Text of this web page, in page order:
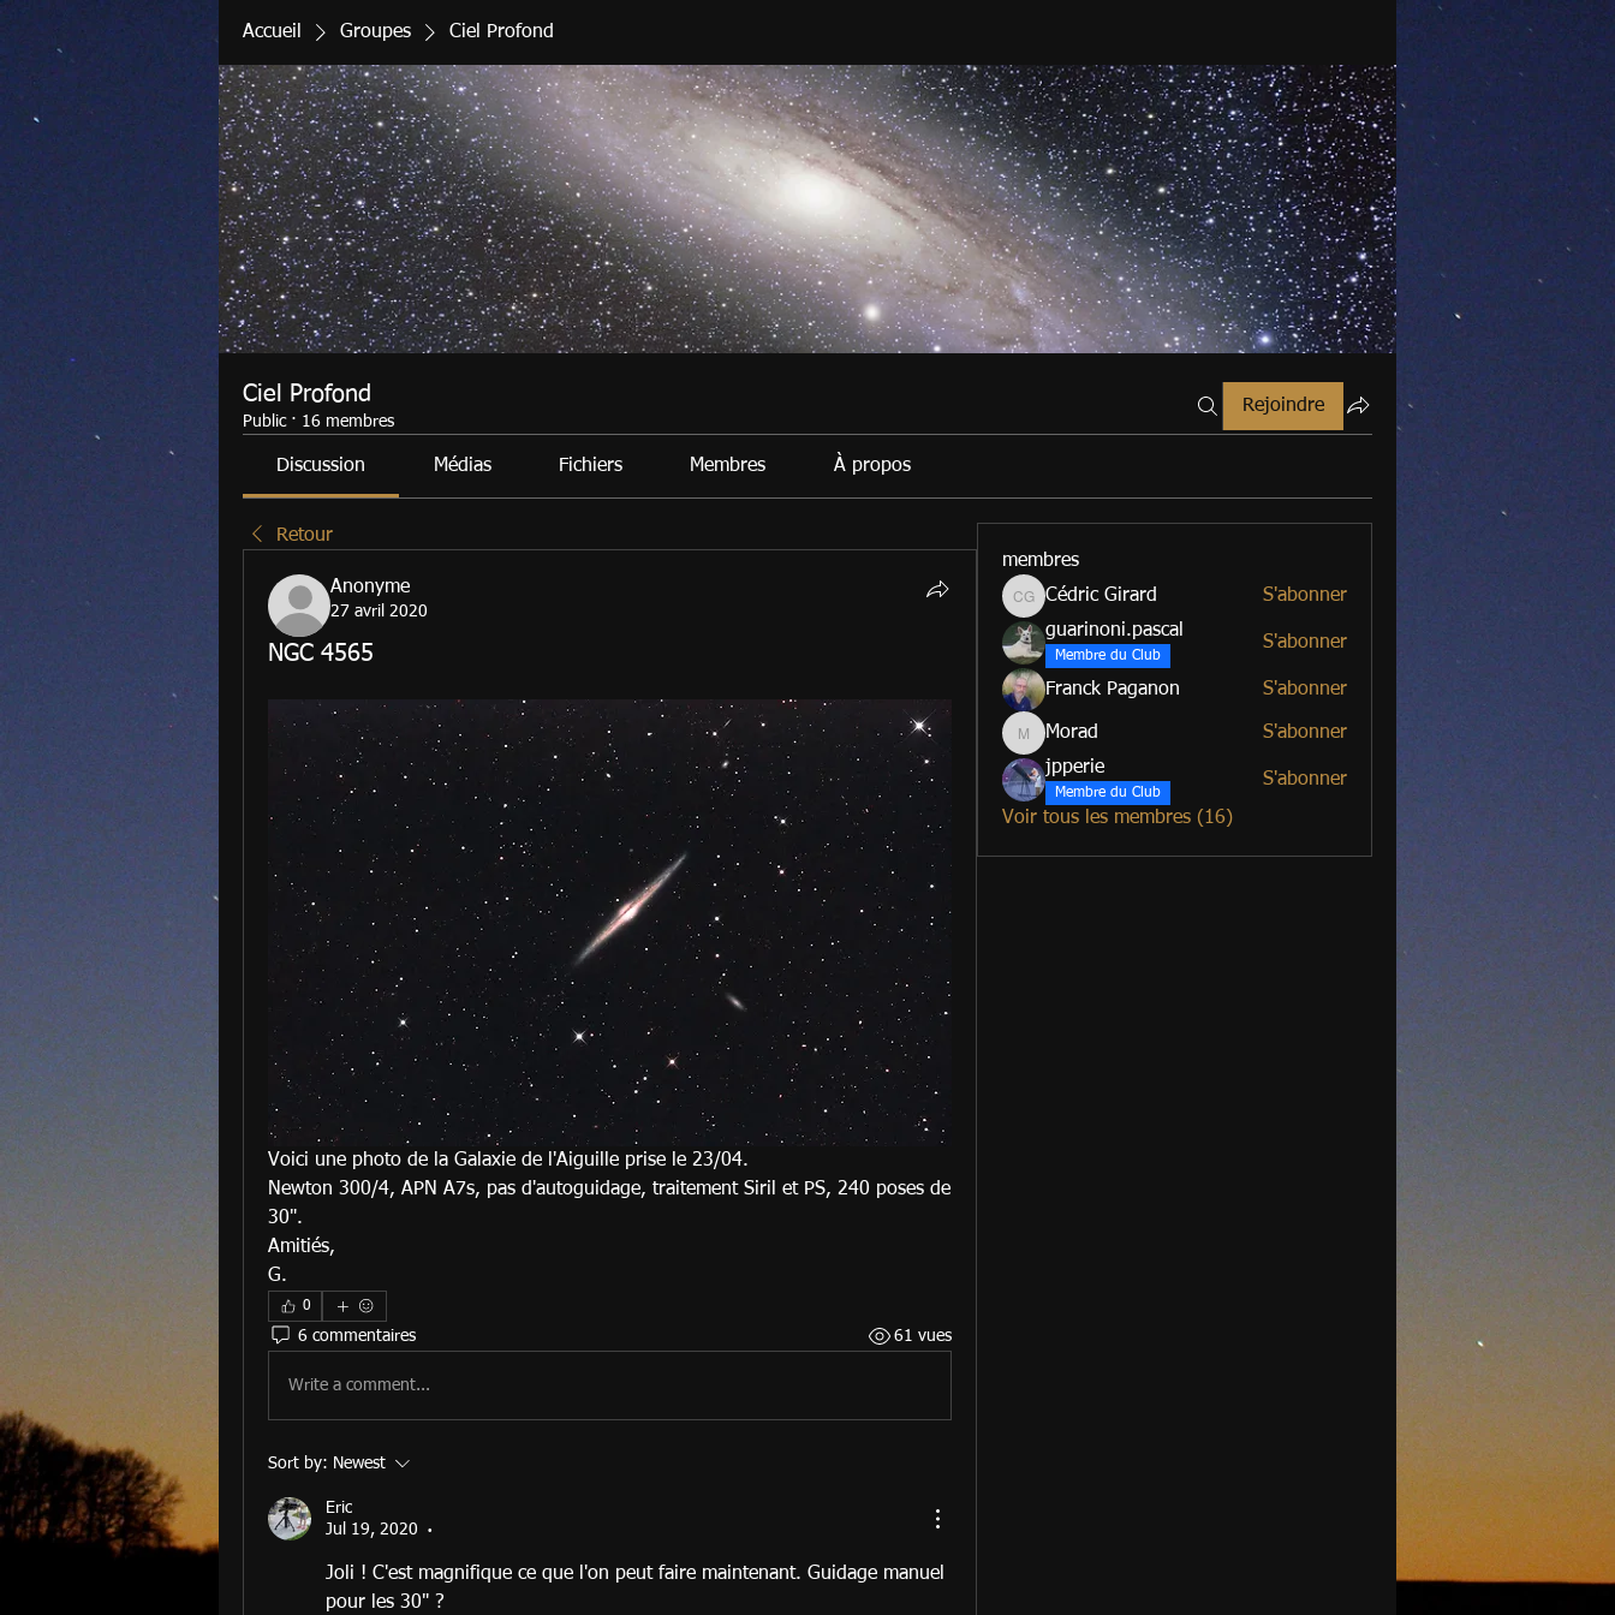
Accueil Groupes Ciel Profond
Ciel Profond
Public · 16 membres
Rejoindre
Discussion Médias Fichiers Membres À propos
Retour
Anonyme
27 avril 2020
NGC 4565
Voici une photo de la Galaxie de l'Aiguille prise le 23/04.
Newton 300/4, APN A7s, pas d'autoguidage, traitement Siril et PS, 240 poses de
30".
Amitiés,
G.
0
6 commentaires 61 vues
Write a comment...
Sort by: Newest
Eric
Jul 19, 2020
•
Joli ! C'est magnifique ce que l'on peut faire maintenant. Guidage manuel
pour les 30" ?
membres
Cédric Girard
Cédric Girard
S'abonner
guarinoni.pascal
Membre du Club
S'abonner
Franck Paganon S'abonner
Morad
Morad
S'abonner
jpperie
Membre du Club
S'abonner
Voir tous les membres (16)